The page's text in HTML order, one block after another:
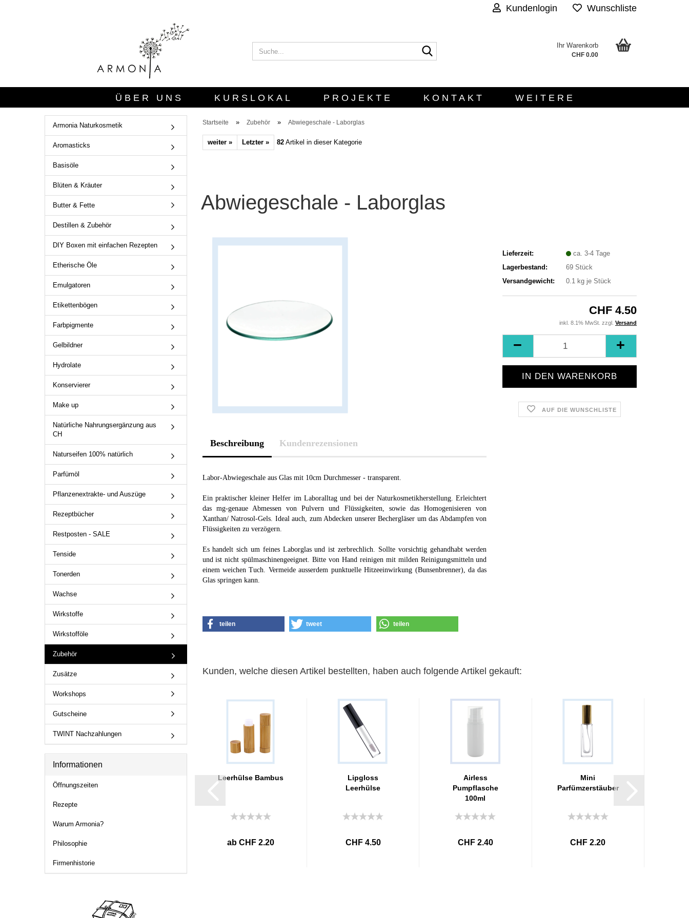
Kundenlogin
E-Mail
Passwort
Wunschliste
Ihr Warenkorb
CHF 0.00
ÜBER UNS KURSLOKAL PROJEKTE KONTAKT WEITERE
Startseite » Zubehör » Abwiegeschale - Laborglas
weiter » Letzter » 82Artikel in dieser Kategorie
Abwiegeschale - Laborglas
Lieferzeit:
ca. 3-4 Tage
Lagerbestand:
69 Stück
Versandgewicht:
0.1 kg je Stück
CHF 4.50
inkl. 8.1% MwSt. zzgl. Versand
AUF DIE WUNSCHLISTE
Beschreibung Kundenrezensionen
Labor-Abwiegeschale aus Glas mit 10cm Durchmesser - transparent.
Ein praktischer kleiner Helfer im Laboralltag und bei der Naturkosmetikherstellung. Erleichtert
das mg-genaue Abmessen von Pulvern und Flüssigkeiten, sowie das Homogenisieren von
Xanthan/ Natrosol-Gels. Ideal auch, zum Abdecken unserer Bechergläser um das Abdampfen von
Flüssigkeiten zu verzögern.
Es handelt sich um feines Laborglas und ist zerbrechlich. Sollte vorsichtig gehandhabt werden
und ist nicht spülmaschinengeeignet. Bitte von Hand reinigen mit milden Reinigungsmitteln und
einem weichen Tuch. Vermeide ausserdem punktuelle Hitzeeinwirkung (Bunsenbrenner), da das
Glas springen kann.
teilen tweet teilen
Kunden, welche diesen Artikel bestellten, haben auch folgende Artikel gekauft:
Leerhülse Bambus
ab CHF 2.20
Lipgloss
Leerhülse
CHF 4.50
Airless
Pumpflasche
100ml
CHF 2.40
Mini
Parfümzerstäuber
CHF 2.20
Armonia Naturkosmetik
Aromasticks
Basisöle
Blüten & Kräuter
Butter & Fette
Destillen & Zubehör
DIY Boxen mit einfachen Rezepten
Etherische Öle
Emulgatoren
Etikettenbögen
Farbpigmente
Gelbildner
Hydrolate
Konservierer
Make up
Natürliche Nahrungsergänzung aus
CH
Naturseifen 100% natürlich
Parfümöl
Pflanzenextrakte- und Auszüge
Rezeptbücher
Restposten - SALE
Tenside
Tonerden
Wachse
Wirkstoffe
Wirkstofföle
Zubehör
Zusätze
Workshops
Gutscheine
TWINT Nachzahlungen
Informationen
Öffnungszeiten
Rezepte
Warum Armonia?
Philosophie
Firmenhistorie